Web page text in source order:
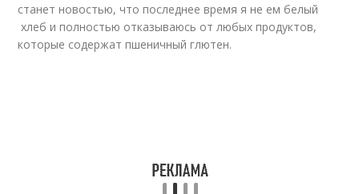
станет новостью, что последнее время я не ем белый
хлеб и полностью отказываюсь от любых продуктов,
которые содержат пшеничный глютен.